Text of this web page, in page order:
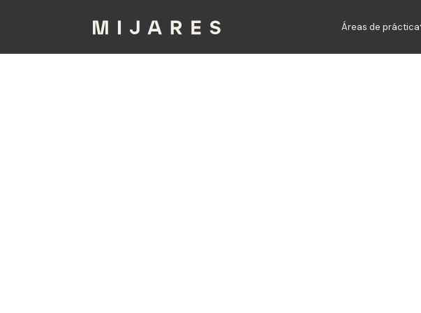
Áreas de práctica